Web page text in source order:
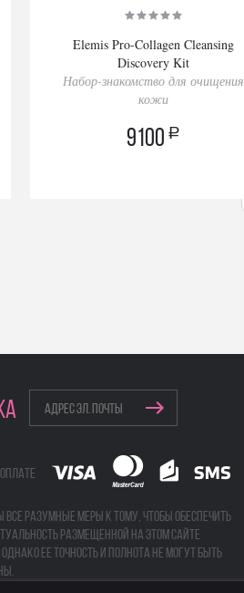
Elemis Pro-Collagen Cleansing
Discovery Kit
Набор-знакомство для очищения
кожи
9100 a
все разумные меры к тому, чтобы обеспечить
размещенной на этом сайте
ее точность и полнота не могут быть